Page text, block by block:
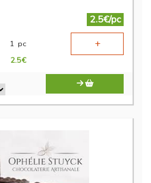
2.5€/pc
1 pc +
2.5€